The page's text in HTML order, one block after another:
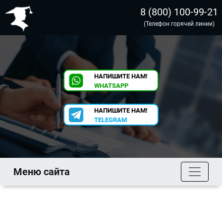
8 (800) 100-99-21
(Телефон горячей линии)
НАПИШИТЕ НАМ!
WHATSAPP
НАПИШИТЕ НАМ!
TELEGRAM
Меню сайта